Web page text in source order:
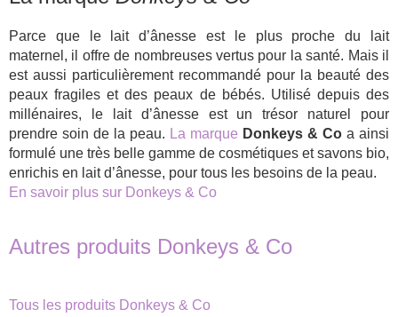
Parce que le lait d’ânesse est le plus proche du lait
maternel, il offre de nombreuses vertus pour la santé. Mais il
est aussi particulièrement recommandé pour la beauté des
peaux fragiles et des peaux de bébés. Utilisé depuis des
millénaires, le lait d’ânesse est un trésor naturel pour
prendre soin de la peau. La marque Donkeys & Co a ainsi
formulé une très belle gamme de cosmétiques et savons bio,
enrichis en lait d’ânesse, pour tous les besoins de la peau.
En savoir plus sur Donkeys & Co
Autres produits Donkeys & Co
Tous les produits Donkeys & Co